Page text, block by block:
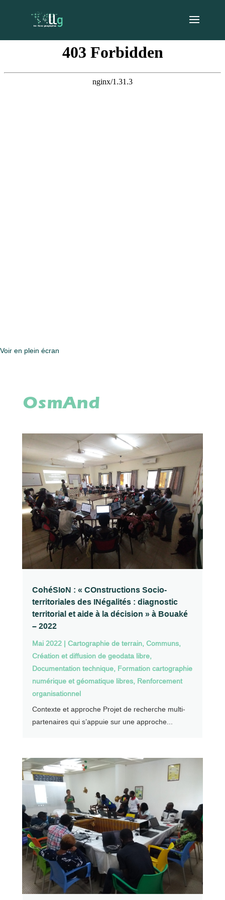
Voir en plein écran
OsmAnd
CohéSIoN : « COnstructions Socio-
territoriales des INégalités : diagnostic
territorial et aide à la décision » à Bouaké
– 2022
Mai 2022| Cartographie de terrain, Communs,
Création et diffusion de geodata libre,
Documentation technique, Formation cartographie
numérique et géomatique libres, Renforcement
organisationnel
Contexte et approche Projet de recherche multi-
partenaires qui s’appuie sur une approche...